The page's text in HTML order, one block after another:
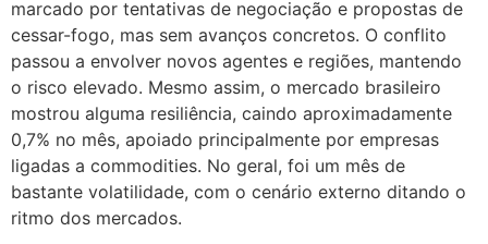
marcado por tentativas de negociação e propostas de
cessar-fogo, mas sem avanços concretos. O conflito
passou a envolver novos agentes e regiões, mantendo
o risco elevado. Mesmo assim, o mercado brasileiro
mostrou alguma resiliência, caindo aproximadamente
0,7% no mês, apoiado principalmente por empresas
ligadas a commodities. No geral, foi um mês de
bastante volatilidade, com o cenário externo ditando o
ritmo dos mercados.